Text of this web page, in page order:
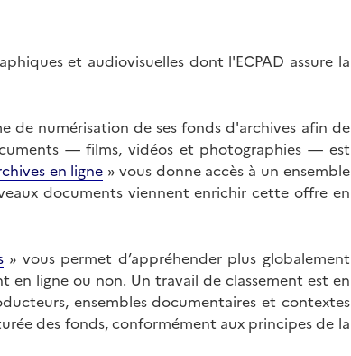
et audiovisuelles dont l'ECPAD assure la
de numérisation de ses fonds d'archives afin de
— films, vidéos et photographies — est
en ligne » vous donne accès à un ensemble
documents viennent enrichir cette offre en
» vous permet d’appréhender plus globalement
en ligne ou non. Un travail de classement est en
ensembles documentaires et contextes
des fonds, conformément aux principes de la